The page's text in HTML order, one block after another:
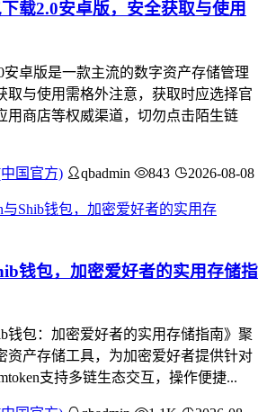
载2.0安卓版，安全获取与使用
安卓版是一款主流的数字资产存储管理
取与使用需格外注意，获取时应选择官
用商店等权威渠道，切勿点击陌生链
国官方) qbadmin 843 2026-08-08
钱包，加密爱好者的实用存储指
钱包：加密爱好者的实用存储指南》聚
资产存储工具，为加密爱好者提供针对
支持多链生态交互，操作便捷...